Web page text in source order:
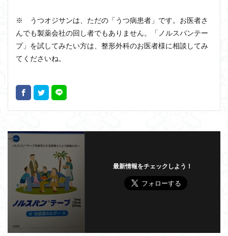
※ うつオジサンは、ただの「うつ病患者」です。お医者さ
んでも製薬会社の回し者でもありません。「ノルスパンテー
プ」を試してみたい方は、整形外科のお医者様に相談してみ
てくださいね。
最新情報をチェックしよう！